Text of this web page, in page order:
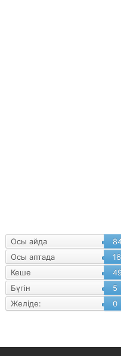
Осы айда
Осы аптада
Кеше
Бүгін
5
Желіде:
0